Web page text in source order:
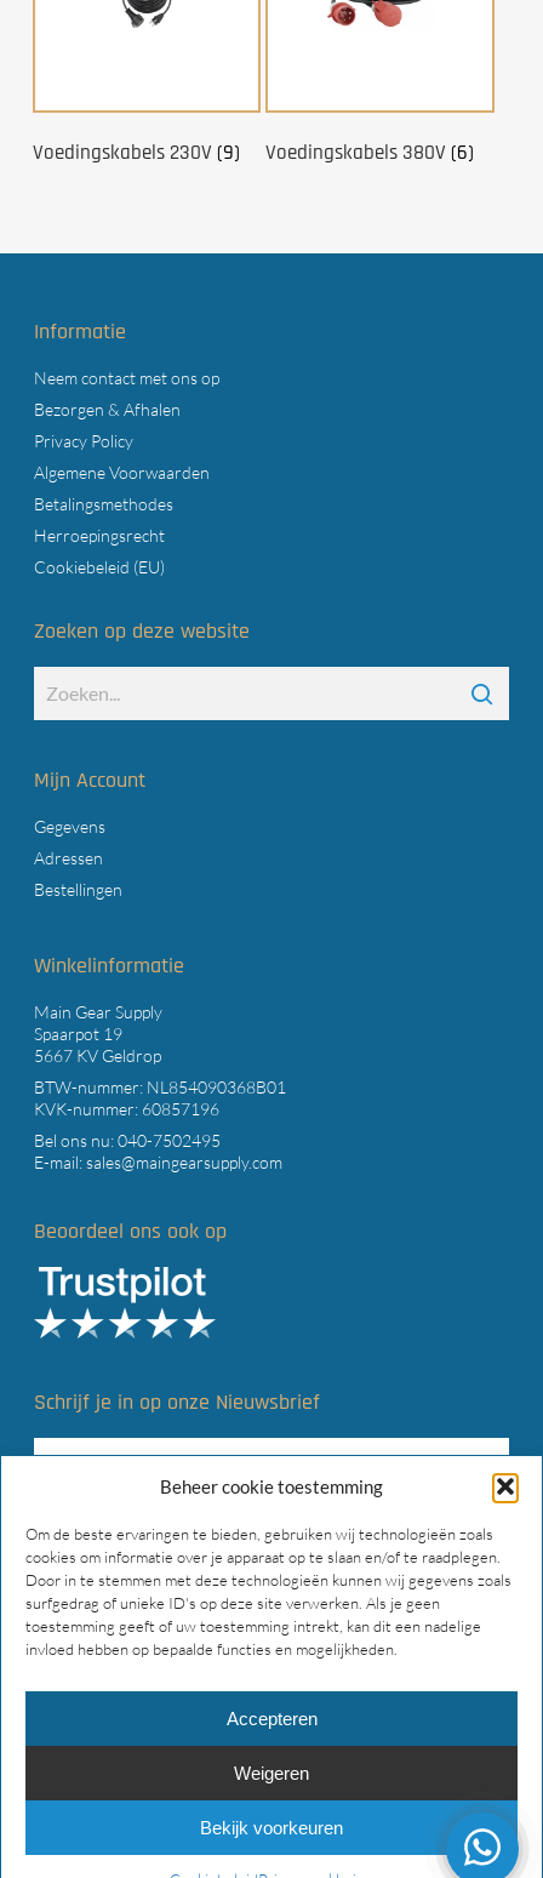
Beheer cookie toestemming
Om de beste ervaringen te bieden, gebruiken wij technologieën zoals
cookies om informatie over je apparaat op te slaan en/of te raadplegen.
Door in te stemmen met deze technologieën kunnen wij gegevens zoals
surfgedrag of unieke ID's op deze site verwerken. Als je geen
toestemming geeft of uw toestemming intrekt, kan dit een nadelige
invloed hebben op bepaalde functies en mogelijkheden.
Accepteren
Weigeren
Bekijk voorkeuren
Voedingskabels 230V (9) Voedingskabels 380V(6)
Informatie
Neem contact met ons op
Bezorgen & Afhalen
Privacy Policy
Algemene Voorwaarden
Betalingsmethodes
Herroepingsrecht
Cookiebeleid (EU)
Zoeken op deze website
Mijn Account
Gegevens
Adressen
Bestellingen
Winkelinformatie
Main Gear Supply
Spaarpot 19
5667 KV Geldrop
BTW-nummer: NL854090368B01
KVK-nummer: 60857196
Bel ons nu:040-7502495
E-mail:sales@maingearsupply.com
Beoordeel ons ook op
Schrijf je in op onze Nieuwsbrief